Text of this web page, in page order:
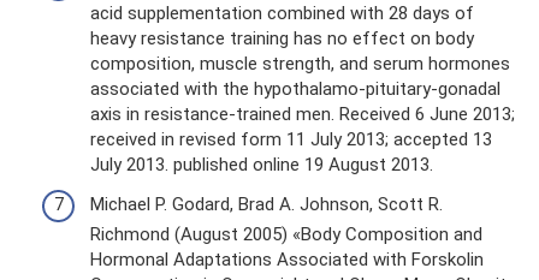
acid supplementation combined with 28 days of
heavy resistance training has no effect on body
composition, muscle strength, and serum hormones
associated with the hypothalamo-pituitary-gonadal
axis in resistance-trained men. Received 6 June 2013;
received in revised form 11 July 2013; accepted 13
July 2013. published online 19 August 2013.
Michael P. Godard, Brad A. Johnson, Scott R.
Richmond (August 2005) «Body Composition and
Hormonal Adaptations Associated with Forskolin